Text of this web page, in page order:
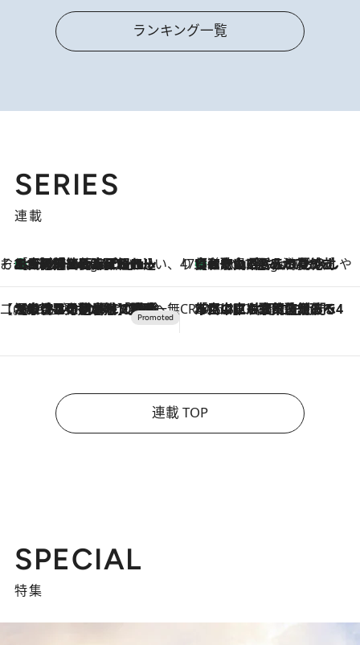
ランキング一覧
SERIES
連載
そおだよおこの関西おいしい、おやつ紀行4 Hours Ago
［大阪府箕面市］一皿一皿目の前で仕上げられる、料理を巧みに組み込んだアシェットデセールコース「ミチル アシェット デセール（Michiru assiette dessert）」 47都道府県の手みやげ ひんやりスイーツで夏を満喫
4 Hours Ago
【和歌山県】この夏絶対食べたい 冷やしておいしいおやつ3選 みかんがごろっと丸ごと入ったジュレ
【CREA×星野リゾート】唯一無二。癒しと発見が待つ場所へ
2026.8.7
【トンボの足水浴】ヒノキの香りに包まれて涼感マックス！約13℃の湧水かけ流しを避暑地「星野温泉 トンボの湯」で体験 CREA'S CHOICE
2026.8.7
「立川にも歌舞伎があるんだよ」 片岡仁左衛門・市川中車ら豪華座組みで4年目の立川立飛歌舞伎へ
連載 TOP
SPECIAL
特集